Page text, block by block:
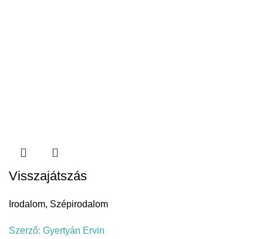
Visszajátszás
Irodalom, Szépirodalom
Szerző: Gyertyán Ervin